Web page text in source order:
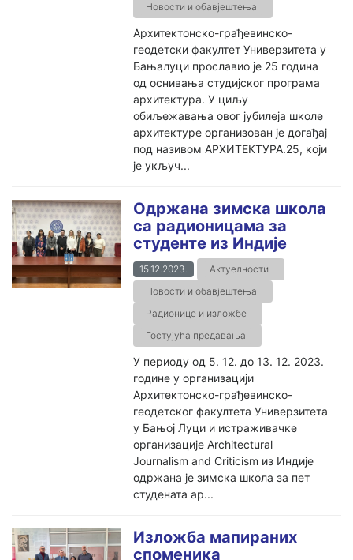
Новости и обавјештења
Архитектонско-грађевинско-
геодетски факултет Универзитета у
Бањалуци прославио је 25 година
од оснивања студијског програма
архитектура. У циљу
обиљежавања овог јубилеја школе
архитектуре организован је догађај
под називом АРХИТЕКТУРА.25, који
је укључ...
Одржана зимска школа
са радионицама за
студенте из Индије
15.12.2023.
Актуелности
Новости и обавјештења
Радионице и изложбе
Гостујућа предавања
У периоду од 5. 12. до 13. 12. 2023.
године у организацији
Архитектонско-грађевинско-
геодетског факултета Универзитета
у Бањој Луци и истраживачке
организације Architectural
Journalism and Criticism из Индије
одржана је зимска школа за пет
студената ар...
Изложба мапираних
споменика